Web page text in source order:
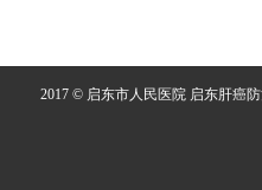
2017 © 启东市人民医院 启东肝癌